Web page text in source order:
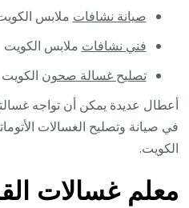
صيانة نشافات ملابس
فني نشافات ملابس الكويت
تصليح غسالة صحون الكويت
أعطال عديدة يمكن أن تواجه
في صيانة وتصليح الغسالات
الكويت.
معلم غسالات